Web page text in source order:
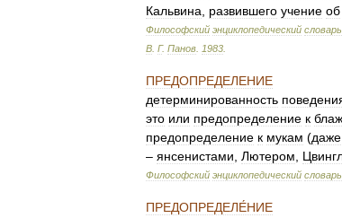
Кальвина
развившего учение об
Философский энциклопедический словарь
В Г. Панов 1983
ПРЕДОПРЕДЕЛЕНИЕ
детерминированность
это или предопределение к
предопределение к мукам (даже
– янсенистами Лютером
Философский энциклопедический словарь
ПРЕДОПРЕДЕЛЕ́НИЕ